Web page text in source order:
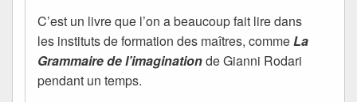
C’est un livre que l’on a beaucoup fait lire dans
les instituts de formation des maîtres, commeLa
Grammaire de l’imaginationde Gianni Rodari
pendant un temps.